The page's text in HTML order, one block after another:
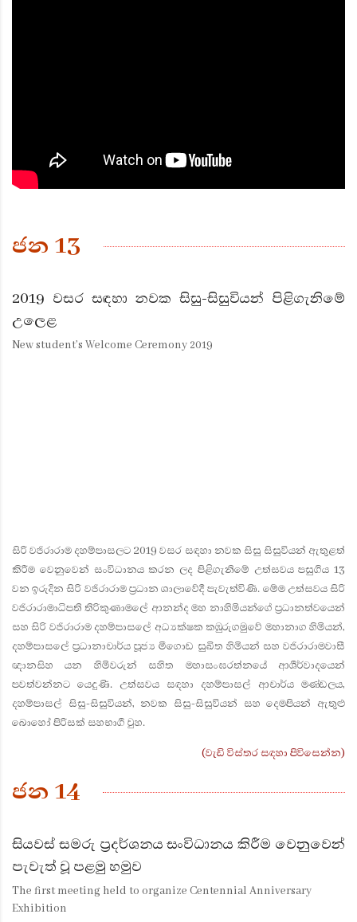
ජන 13
2019 වසර සඳහා නවක සිසු-සිසුවියන් පිළිගැනිමේ
උලෙළ
New student’s Welcome Ceremony 2019
සිරි වජිරාරාම දහම්පාසලට 2019 වසර සඳහා නවක සිසු සිසුවියන් ඇතුළත්
කිරීම වෙනුවෙන් සංවිධානය කරන ලද පිළිගැනිමේ උත්සවය පසුගිය 13
වන ඉරුදින සිරි වජිරාරාම ප්‍රධාන ශාලාවේදී පැවැත්විණි. මේම උත්සවය සිරි
වජිරාරාමාධිපති තිරිකුණාමලේ ආනන්ද මහ නාහිමියන්ගේ ප්‍රධානත්වයෙන්
සහ සිරි වජිරාරාම දහම්පාසලේ අධ්‍යක්ෂක කඹුරුගමුවේ මහානාග හිමියන්,
දහම්පාසලේ ප්‍රධානාචාර්ය පූජ්‍ය මීගොඩ සුඛිත හිමියන් සහ වජිරාරාමවාසී
ඥානසිහ යන හිමිවරුන් සහිත මහාසංඝරත්නයේ ආශීර්වාදයෙන්
පවත්වන්නට යෙදුණි. උත්සවය සඳහා දහම්පාසල් ආචාර්ය මණ්ඩලය,
දහම්පාසල් සිසු-සිසුවියන්, නවක සිසු-සිසුවියන් සහ දෙමපියන් ඇතුළු
බොහෝ පිරිසක් සහභාගී වුහ.
(වැඩි විස්තර සඳහා පිවිසෙන්න)
ජන 14
සියවස් සමරු ප්‍රදර්ශනය සංවිධානය කිරීම වෙනුවෙන්
පැවැත් වූ පළමු හමුව
The first meeting held to organize Centennial Anniversary
Exhibition